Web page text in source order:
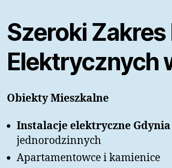
Szeroki
Elektrycznych
Obiekty Mieszkalne
Instalacje elektryczne Gdynia
jednorodzinnych
Apartamentowce i kamienice